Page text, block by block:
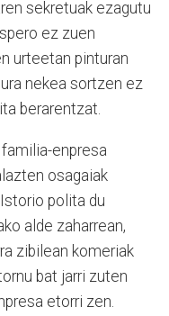
sekretuak ezagutu
ez zuen
urteetan pinturan
nekea sortzen ez
berarentzat.
enpresa
osagaiak
polita du
alde zaharrean,
zibilean komeriak
bat jarri zuten
etorri zen.